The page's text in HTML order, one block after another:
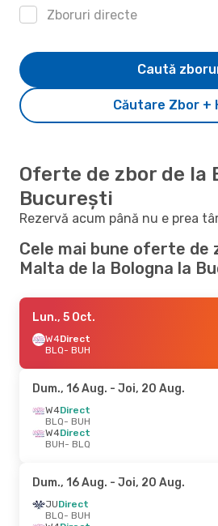
Zboruri directe
Căutare Zbor +
Caută
Oferte de zbor de la
București
Rezervă acum până nu e prea
Cele mai bune oferte de
Malta de la Bologna la
Lun., 5 Oct.
W4Direct
BLQ- BUH
Dum., 16 Aug. - Joi, 20 Aug.
W4Direct
BLQ- BUH
W4Direct
BUH- BLQ
Dum., 16 Aug. - Joi, 20 Aug.
JUDirect
BLQ- BUH